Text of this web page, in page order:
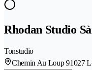
Rhodan Studio
Tonstudio
Chemin Au Loup 91027